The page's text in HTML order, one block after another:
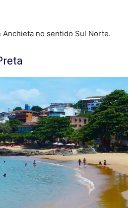
Anchieta no sentido Sul Norte.